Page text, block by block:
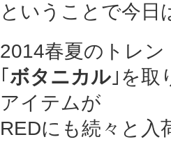
ということで今日
2014春夏のトレ
｢ ボタニカル ｣を
アイテムが
REDにも続々と入